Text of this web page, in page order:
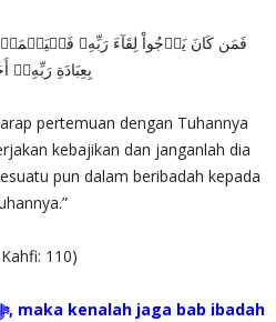
فَمَن كَانَ يَرۡجُواْ لِقَآءَ رَبِّهِۦ
بِعِبَادَةِ
pertemuan dengan Tuhannya
kebajikan dan janganlah dia
pun dalam beribadah kepada
110)